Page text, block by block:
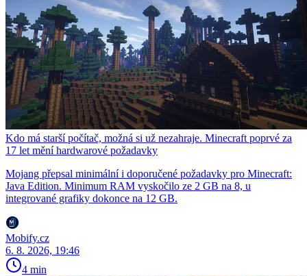
Kdo má starší počítač, možná si už nezahraje. Minecraft poprvé za
17 let mění hardwarové požadavky
Mojang přepsal minimální i doporučené požadavky pro Minecraft:
Java Edition. Minimum RAM vyskočilo ze 2 GB na 8, u
integrované grafiky dokonce na 12 GB.
Mobify.cz
6. 8. 2026, 19:46
4 min